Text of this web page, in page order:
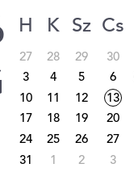
H K Sz Cs
27 28 29 30
3
4 5 6
10
11 12 13
17
18 19 20
24
25 26 27
31
1 2 3